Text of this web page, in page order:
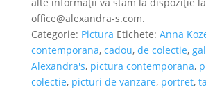
office@alexandra-s.com.
Categorie: Pictura Etichete: Anna
contemporana, cadou, de colectie,
Alexandra's, pictura contemporana,
colectie, picturi de vanzare, portret,